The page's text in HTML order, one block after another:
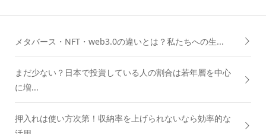
メタバース・NFT・web3.0の違いとは？私たちへの生...
まだ少ない？日本で投資している人の割合は若年層を中心
に増...
押入れは使い方次第！収納率を上げられないなら効率的な